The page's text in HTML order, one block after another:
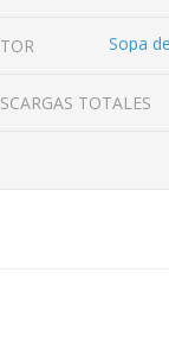
TOTALES